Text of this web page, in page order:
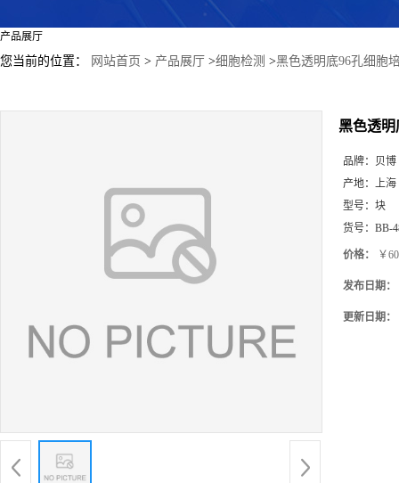
产品展厅
您当前的位置： 网站首页 > 产品展厅 >细胞检测 >黑色透明底96孔细胞
黑色透明
品牌： 贝博
产地： 上海
型号： 块
货号： BB-
价格： ￥
发布日期：
更新日期：